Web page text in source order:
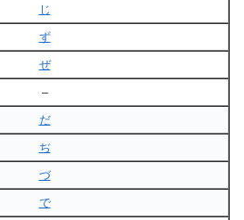
じ
ず
ぜ
–
だ
ぢ
づ
で